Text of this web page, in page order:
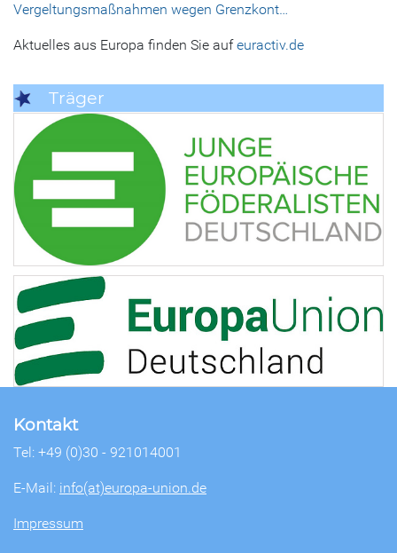
Vergeltungsmaßnahmen wegen Grenzkont…
Aktuelles aus Europa finden Sie aufeuractiv.de
Träger
Kontakt
Tel: +49 (0)30 - 921014001
E-Mail: info(at)europa-union.de
Impressum